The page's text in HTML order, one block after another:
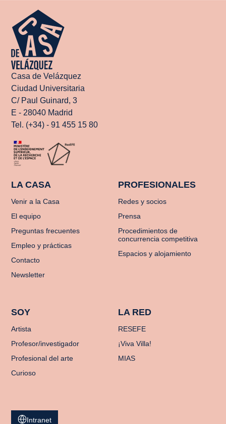
Casa de Velázquez
Ciudad Universitaria
C/ Paul Guinard, 3
E - 28040 Madrid
Tel. (+34) - 91 455 15 80
LA CASA
Venir a la Casa
El equipo
Preguntas frecuentes
Empleo y prácticas
Contacto
Newsletter
PROFESIONALES
Redes y socios
Prensa
Procedimientos de
concurrencia competitiva
Espacios y alojamiento
SOY
Artista
Profesor/investigador
Profesional del arte
Curioso
LA RED
RESEFE
¡Viva Villa!
MIAS
Intranet